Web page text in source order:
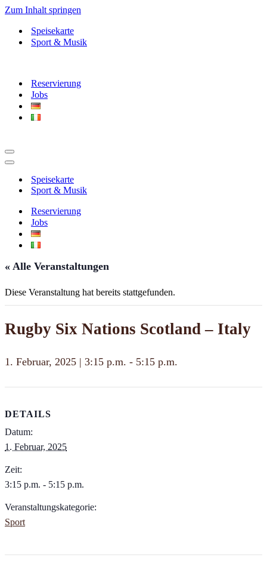
Zum Inhalt springen
Speisekarte
Sport & Musik
Reservierung
Jobs
Navigationsmenü
Navigationsmenü
Speisekarte
Sport & Musik
Reservierung
Jobs
« Alle Veranstaltungen
Diese Veranstaltung hat bereits stattgefunden.
Rugby Six Nations Scotland – Italy
1. Februar, 2025 | 3:15 p.m. - 5:15 p.m.
DETAILS
Datum:
1. Februar, 2025
Zeit:
3:15 p.m. - 5:15 p.m.
Veranstaltungskategorie:
Sport